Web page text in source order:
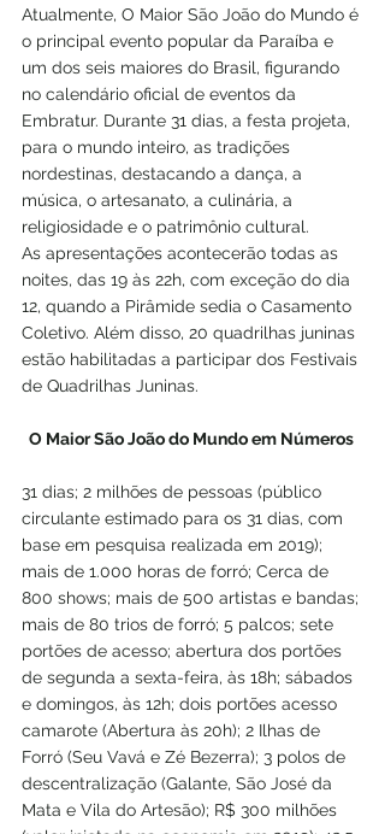
Atualmente, O Maior São João do Mundo é
o principal evento popular da Paraíba e
um dos seis maiores do Brasil, figurando
no calendário oficial de eventos da
Embratur. Durante 31 dias, a festa projeta,
para o mundo inteiro, as tradições
nordestinas, destacando a dança, a
música, o artesanato, a culinária, a
religiosidade e o patrimônio cultural.
As apresentações acontecerão todas as
noites, das 19 às 22h, com exceção do dia
12, quando a Pirâmide sedia o Casamento
Coletivo. Além disso, 20 quadrilhas juninas
estão habilitadas a participar dos Festivais
de Quadrilhas Juninas.
O Maior São João do Mundo em Números
31 dias; 2 milhões de pessoas (público
circulante estimado para os 31 dias, com
base em pesquisa realizada em 2019);
mais de 1.000 horas de forró; Cerca de
800 shows; mais de 500 artistas e bandas;
mais de 80 trios de forró; 5 palcos; sete
portões de acesso; abertura dos portões
de segunda a sexta-feira, às 18h; sábados
e domingos, às 12h; dois portões acesso
camarote (Abertura às 20h); 2 Ilhas de
Forró (Seu Vavá e Zé Bezerra); 3 polos de
descentralização (Galante, São José da
Mata e Vila do Artesão); R$ 300 milhões